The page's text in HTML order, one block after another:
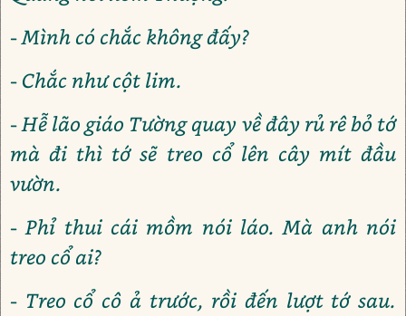
- Mình có chắc không đấy?
- Chắc như cột lim.
- Hễ lão giáo Tường quay về đây rủ rê bỏ tớ
mà đi thì tớ sẽ treo cổ lên cây mít đầu
vườn.
- Phỉ thui cái mồm nói láo. Mà anh nói
treo cổ ai?
- Treo cổ cô ả trước, rồi đến lượt tớ sau.